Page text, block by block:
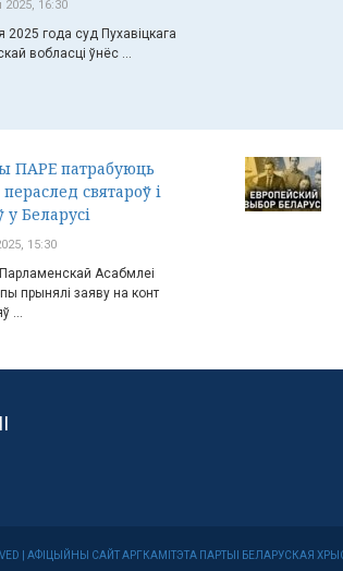
16:30
2025 года суд Пухавіцкага
вобласці ўнёс ...
ПАРЕ патрабуюць
святароў і
у Беларусі
15:30
Асабмлеі
прынялі заяву на конт
...
| АФІЦЫЙНЫ САЙТ АРГКАМІТЭТА ПАРТЫІ БЕЛАРУСКАЯ